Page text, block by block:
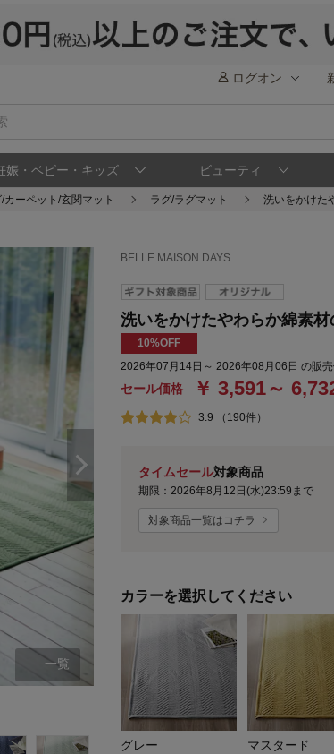
ログオン
娠・ベビー・キッズ ビューティ
カーペット/玄関マット ラグ/ラグマット 洗いをかけた
グレー
一覧
BELLE MAISON DAYS
洗いをかけたやわらか綿素
10%OFF
2026年07月14日～ 2026年08月06日 の販売
セール価格 ￥ 3,591～
3.9 （190件）
タイムセール対象商品
期限：2026年8月12日(水)23:59まで
対象商品一覧はコチラ
カラーを選択してください
グレー マスタード